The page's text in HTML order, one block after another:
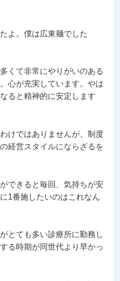
よ。僕は広東麺でした
くて非常にやりがいのある
心が充実しています。やは
ると精神的に安定します
けではありませんが、制度
経営スタイルにならざるを
できると毎回、気持ちが安
1番施したいのはこれなん
とても多い診療所に勤務し
る時期が同世代より早かっ